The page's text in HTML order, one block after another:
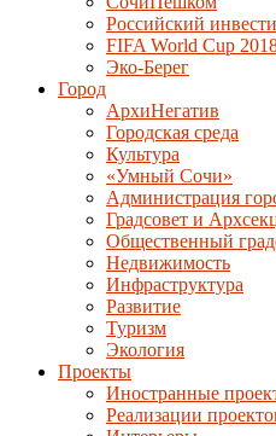
Российский
FIFA World Cup
Эко-Берег
Город
АрхиНегатив
Городская среда
Культура
«Умный Сочи»
Администрация
Градсовет и
Общественный
Недвижимость
Инфраструктура
Развитие
Туризм
Экология
Проекты
Иностранные
Реализации